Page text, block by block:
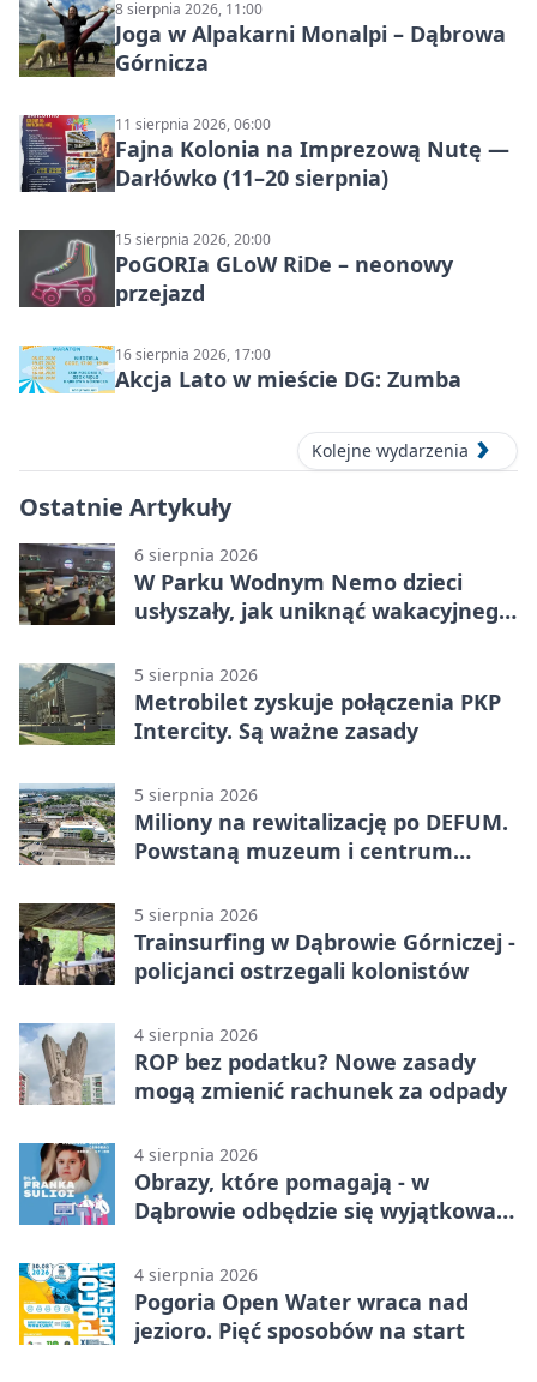
8 sierpnia 2026, 11:00
Joga w Alpakarni Monalpi – Dąbrowa
Górnicza
11 sierpnia 2026, 06:00
Fajna Kolonia na Imprezową Nutę —
Darłówko (11–20 sierpnia)
15 sierpnia 2026, 20:00
PoGORIa GLoW RiDe – neonowy
przejazd
16 sierpnia 2026, 17:00
Akcja Lato w mieście DG: Zumba
Kolejne wydarzenia
Ostatnie Artykuły
6 sierpnia 2026
W Parku Wodnym Nemo dzieci
usłyszały, jak uniknąć wakacyjnego
5 sierpnia 2026
Metrobilet zyskuje połączenia PKP
Intercity. Są ważne zasady
5 sierpnia 2026
Miliony na rewitalizację po DEFUM.
Powstaną muzeum i centrum
5 sierpnia 2026
Trainsurfing w Dąbrowie Górniczej -
policjanci ostrzegali kolonistów
4 sierpnia 2026
ROP bez podatku? Nowe zasady
mogą zmienić rachunek za odpady
4 sierpnia 2026
Obrazy, które pomagają - w
Dąbrowie odbędzie się wyjątkowa
4 sierpnia 2026
Pogoria Open Water wraca nad
jezioro. Pięć sposobów na start